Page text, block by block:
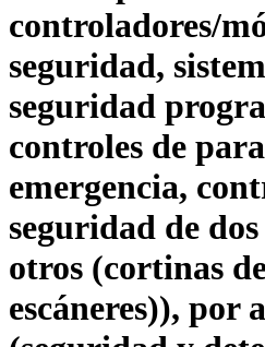
controladores/
seguridad,
seguridad
controles de
emergencia,
seguridad de
otros (cortinas
escáneres)), por